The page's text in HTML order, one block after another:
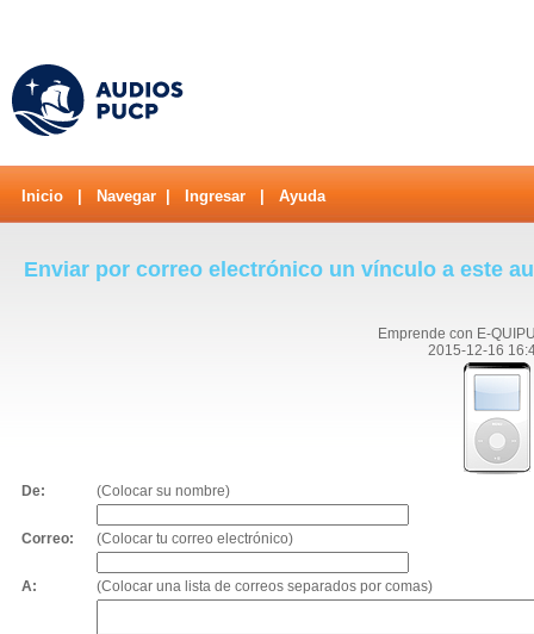
Inicio Navegar Ingresar Ayuda
Enviar por correo electrónico un vínculo a este
Emprende con E-
2015-12-16
De: (Colocar su nombre)
Correo: (Colocar tu correo electrónico)
A: (Colocar una lista de correos separados por comas)